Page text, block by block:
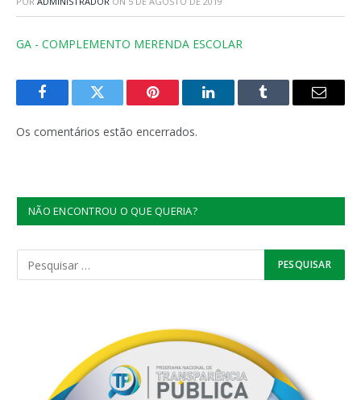
GA - COMPLEMENTO MERENDA ESCOLAR
FacebookTwitter Pinterest LinkedInTumblr
E-
Os comentários estão encerrados.
NÃO ENCONTROU O QUE QUERIA?